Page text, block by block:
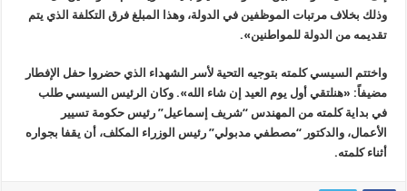
وذلك بخلاف مرتبات الموظفين في الدولة، وهذا المبلغ فرق التكلفة الذي يتم
تقديمه من الدولة للمواطنين».
واختتم السيسي كلمته بتوجيه التحية لأسر الشهداء الذي حضروا حفل الإفطار
مضيفاً: «هنلتقي أول يوم العيد إن شاء الله». وكان الرئيس السيسي طلب
في بداية كلمته من المهندس “شريف إسماعيل” رئيس حكومة تسيير
الأعمال، والدكتور “مصطفي مدبولي” رئيس الوزراء المكلف، أن يقفا بجواره
أثناء كلمته.